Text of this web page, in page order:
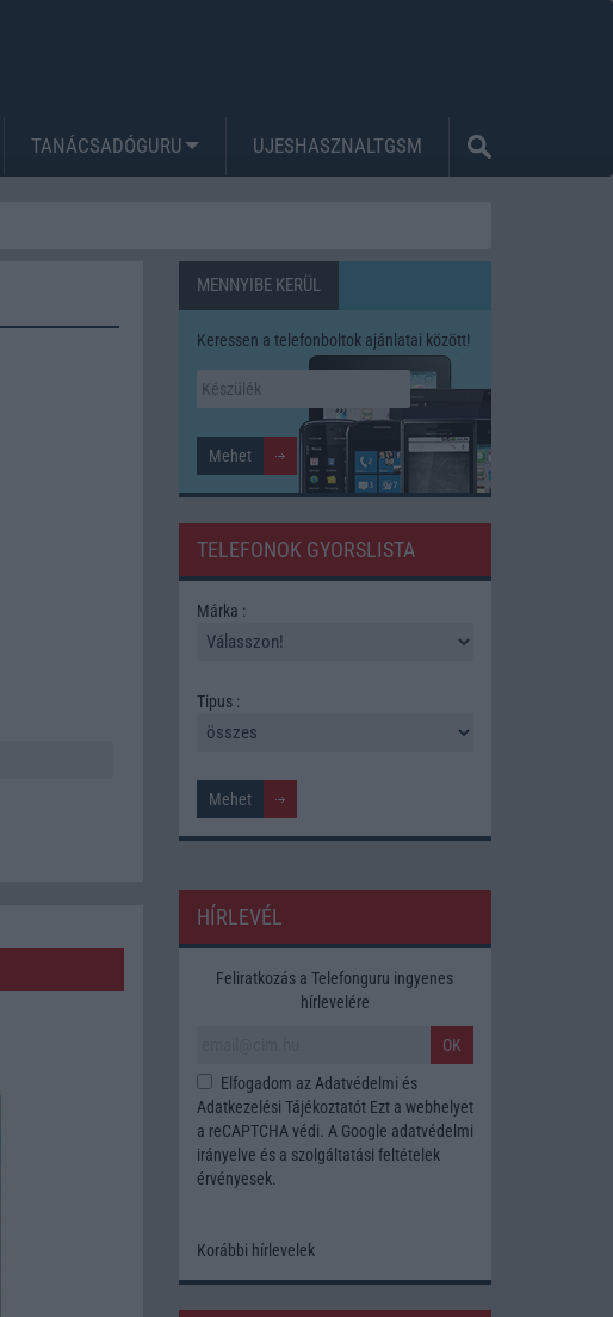
TANÁCSADÓGURU UJESHASZNALTGSM
MENNYIBE KERÜL
Keressen a telefonboltok ajánlatai között!
TELEFONOK GYORSLISTA
Márka :
Tipus :
HÍRLEVÉL
Feliratkozás a Telefonguru ingyenes
hírlevelére
OK
Elfogadom az Adatvédelmi és
Adatkezelési TájékoztatótEzt a webhelyet
a reCAPTCHA védi. A Google adatvédelmi
irányelve és a szolgáltatási feltételek
érvényesek.
Korábbi hírlevelek